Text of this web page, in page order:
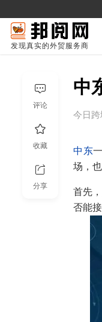
发现真实的外贸服务商
中
今日跨
中东
场，
首先
否能
评论
收藏
分享